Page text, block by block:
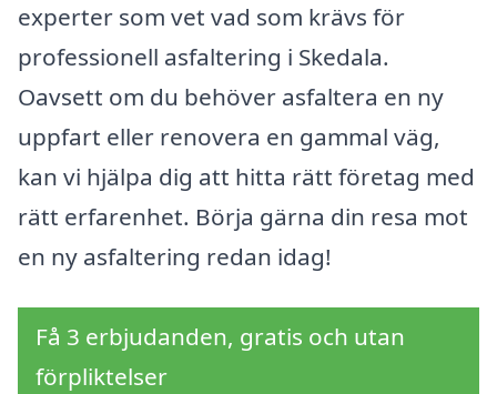
experter som vet vad som krävs för
professionell asfaltering i Skedala.
Oavsett om du behöver asfaltera en ny
uppfart eller renovera en gammal väg,
kan vi hjälpa dig att hitta rätt företag med
rätt erfarenhet. Börja gärna din resa mot
en ny asfaltering redan idag!
Få 3 erbjudanden, gratis och utan
förpliktelser